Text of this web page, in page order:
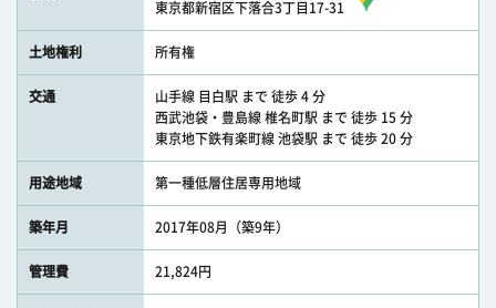
東京都新宿区下落合3丁目17-31
土地権利 所有権
交通
山手線 目白駅 まで 徒歩 4 分
西武池袋・豊島線 椎名町駅 まで 徒歩 15 分
東京地下鉄有楽町線 池袋駅 まで 徒歩 20 分
用途地域 第一種低層住居専用地域
築年月 2017年08月（築9年）
管理費 21,824円